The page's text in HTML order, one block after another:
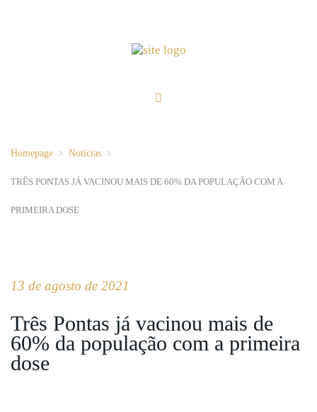
Homepage > Notícias >
TRÊS PONTAS JÁ VACINOU MAIS DE 60% DA POPULAÇÃO COM A
PRIMEIRA DOSE
13 de agosto de 2021
Três Pontas já vacinou mais de
60% da população com a primeira
dose